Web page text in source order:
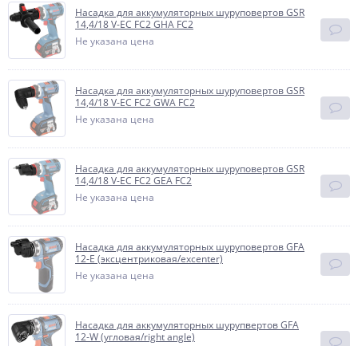
Насадка для аккумуляторных шуруповертов GSR
14,4/18 V-EC FC2 GHA FC2
Не указана цена
Насадка для аккумуляторных шуруповертов GSR
14,4/18 V-EC FC2 GWA FC2
Не указана цена
Насадка для аккумуляторных шуруповертов GSR
14,4/18 V-EC FC2 GEA FC2
Не указана цена
Насадка для аккумуляторных шуруповертов GFA
12-E (эксцентриковая/excenter)
Не указана цена
Насадка для аккумуляторных шурупвертов GFA
12-W (угловая/right angle)